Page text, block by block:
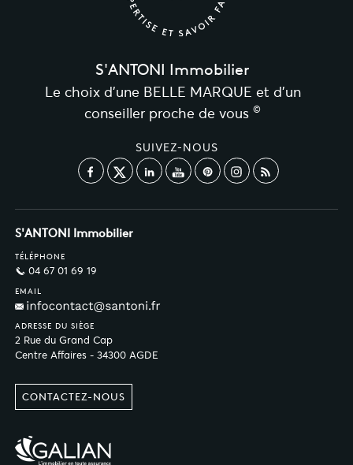
S'ANTONI Immobilier
Le choix d’une BELLE MARQUE et d’un
conseiller proche de vous ©
SUIVEZ-NOUS
S'ANTONI Immobilier
TÉLÉPHONE
04 67 01 69 19
EMAIL
ADRESSE DU SIÈGE
2 Rue du Grand Cap
Centre Affaires - 34300 AGDE
CONTACTEZ-NOUS